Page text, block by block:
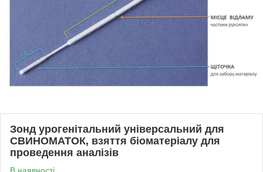
Зонд урогенітальний універсальний для
СВИНОМАТОК, взяття біоматеріалу для
проведення аналізів
В наявності